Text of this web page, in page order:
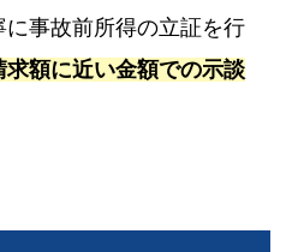
事故前所得の立証を行
求額に近い金額での示談